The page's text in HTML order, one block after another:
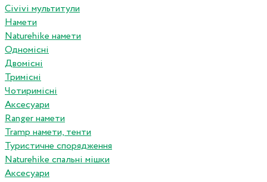
Civivi мультитули
Намети
Naturehike намети
Одномісні
Двомісні
Тримісні
Чотиримісні
Аксесуари
Ranger намети
Tramp намети, тенти
Туристичне спорядження
Naturehike спальні мішки
Аксесуари